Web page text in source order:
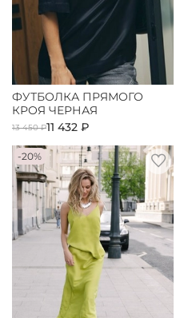
ФУТБОЛКА ПРЯМОГО
КРОЯ ЧЕРНАЯ
13 450 ₽11 432 ₽
-20%